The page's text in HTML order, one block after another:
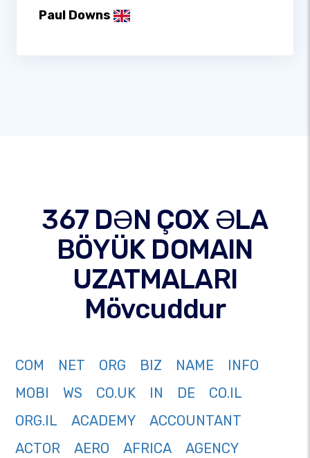
Paul Downs
367 DƏN ÇOX ƏLA
BÖYÜK DOMAIN
UZATMALARI
Mövcuddur
COM NET ORG BIZ NAME
INFO
MOBI
WS CO.UK IN DE
CO.IL
ORG.IL
ACADEMY
ACCOUNTANT
ACTOR
AERO AFRICA
AGENCY